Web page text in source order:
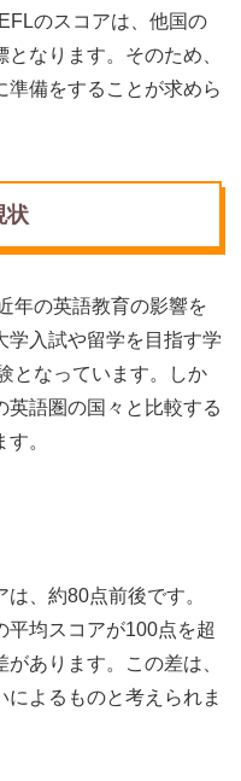
のスコアは、他国の
なります。そのため、
準備をすることが求めら
状
年の英語教育の影響を
学入試や留学を目指す学
となっています。しか
英語圏の国々と比較する
。
、約80点前後です。
平均スコアが100点を超
あります。この差は、
よるものと考えられま